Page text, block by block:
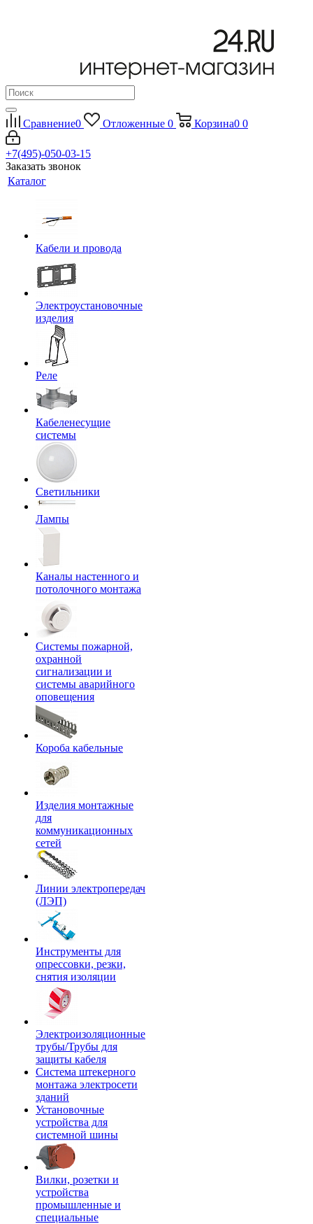
Сравнение0 Отложенные 0 Корзина0 0
+7(495)-050-03-15
Заказать звонок
Каталог
Кабели и провода
Электроустановочные
изделия
Реле
Кабеленесущие
системы
Светильники
Лампы
Каналы настенного и
потолочного монтажа
Системы пожарной,
охранной
сигнализации и
системы аварийного
оповещения
Короба кабельные
Изделия монтажные
для
коммуникационных
сетей
Линии электропередач
(ЛЭП)
Инструменты для
опрессовки, резки,
снятия изоляции
Электроизоляционные
трубы/Трубы для
защиты кабеля
Система штекерного
монтажа электросети
зданий
Установочные
устройства для
системной шины
Вилки, розетки и
устройства
промышленные и
специальные